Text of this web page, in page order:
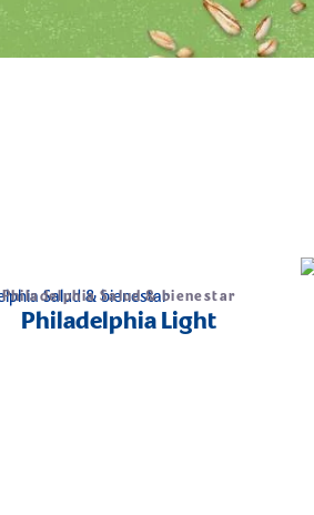
Philadelphia Salud & bienestar
Philadelphia Light